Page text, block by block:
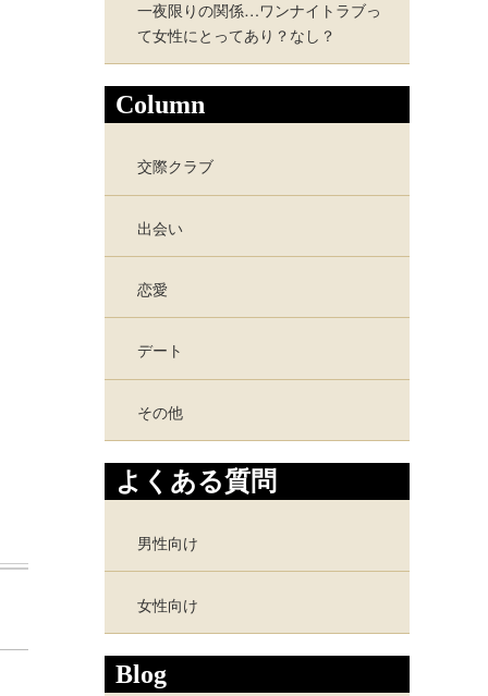
一夜限りの関係…ワンナイトラブっ
て女性にとってあり？なし？
Column
交際クラブ
出会い
恋愛
デート
その他
よくある質問
男性向け
女性向け
Blog